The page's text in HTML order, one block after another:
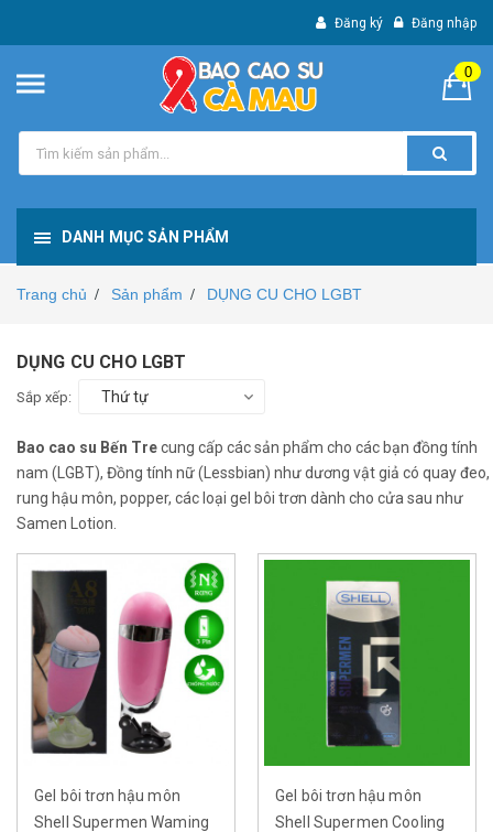
Đăng ký Đăng nhập
0
DANH MỤC SẢN PHẨM
Trang chủ / Sản phẩm / DỤNG CU CHO LGBT
DỤNG CU CHO LGBT
Sắp xếp: Thứ tự
Bao cao su Bến Trecung cấp các sản phẩm cho các bạn đồng tính
nam (LGBT), Đồng tính nữ (Lessbian) như dương vật giả có quay đeo,
rung hậu môn, popper, các loại gel bôi trơn dành cho cửa sau như
Samen Lotion.
Gel bôi trơn hậu môn
Shell Supermen Waming
Gel bôi trơn hậu môn
Shell Supermen Cooling